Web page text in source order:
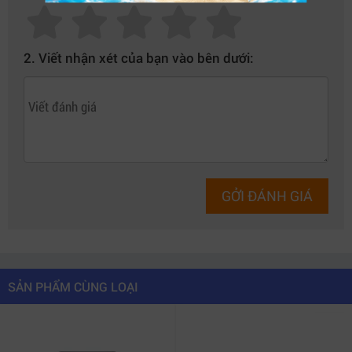
2. Viết nhận xét của bạn vào bên dưới:
GỞI ĐÁNH GIÁ
SẢN PHẨM CÙNG LOẠI